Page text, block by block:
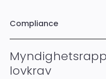
Compliance
lovkrav